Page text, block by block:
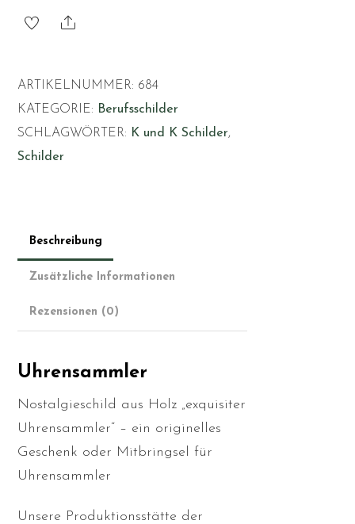
Share
ARTIKELNUMMER: 684
KATEGORIE: Berufsschilder
SCHLAGWÖRTER: K und K Schilder,
Schilder
Beschreibung
Zusätzliche Informationen
Rezensionen (0)
Uhrensammler
Nostalgieschild aus Holz „exquisiter
Uhrensammler“ – ein originelles
Geschenk oder Mitbringsel für
Uhrensammler
Unsere Produktionsstätte der